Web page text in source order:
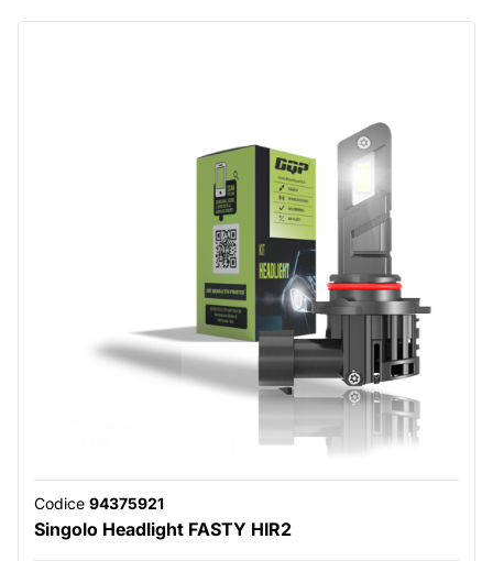
Codice 94375921
Singolo Headlight FASTY HIR2